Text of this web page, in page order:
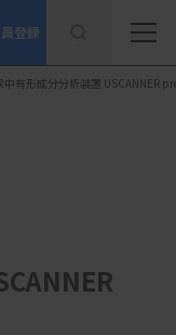
登録
中有形成分分析装置 USCANNER